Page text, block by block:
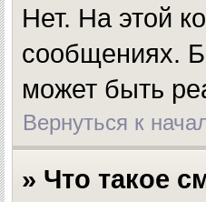
Нет. На этой
сообщениях.
может быть
Вернуться к
» Что такое